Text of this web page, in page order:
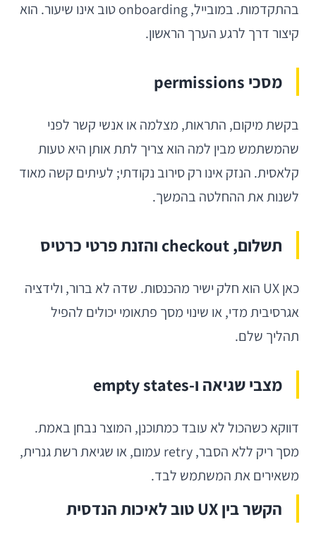
בהתקדמות. במובייל, onboarding טוב אינו שיעור. הוא
קיצור דרך לרגע הערך הראשון.
מסכי permissions
בקשת מיקום, התראות, מצלמה או אנשי קשר לפני
שהמשתמש מבין למה הוא צריך לתת אותן היא טעות
קלאסית. הנזק אינו רק סירוב נקודתי; לעיתים קשה מאוד
לשנות את ההחלטה בהמשך.
תשלום, checkout והזנת פרטי כרטיס
כאן UX הוא חלק ישיר מהכנסות. שדה לא ברור, ולידציה
אגרסיבית מדי, או שינוי מסך פתאומי יכולים להפיל
תהליך שלם.
מצבי שגיאה ו-empty states
דווקא כשהכול לא עובד כמתוכנן, המוצר נבחן באמת.
מסך ריק ללא הסבר, retry עמום, או שגיאת רשת גנרית,
משאירים את המשתמש לבד.
הקשר בין UX טוב לאיכות הנדסית